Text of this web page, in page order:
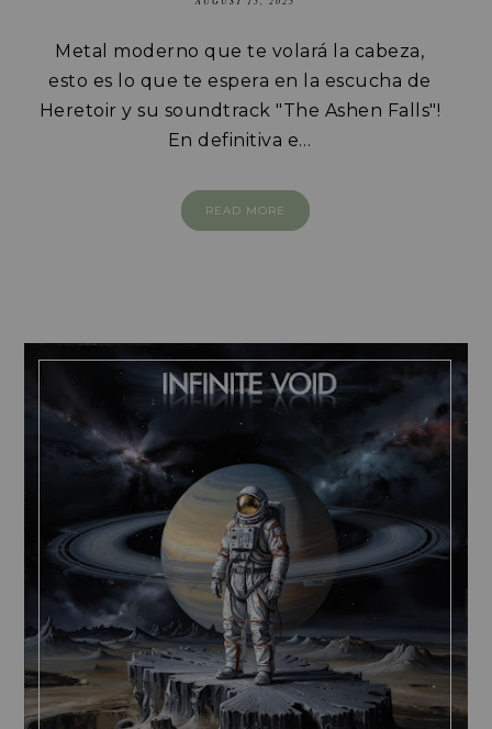
Metal moderno que te volará la cabeza,
esto es lo que te espera en la escucha de
Heretoir y su soundtrack "The Ashen Falls"!
En definitiva e…
READ MORE